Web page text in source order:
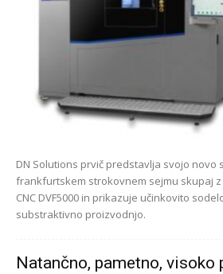
DN Solutions prvič predstavlja svojo novo
frankfurtskem strokovnem sejmu skupaj
CNC DVF5000 in prikazuje učinkovito
substraktivno proizvodnjo.
Natančno, pametno, visoko